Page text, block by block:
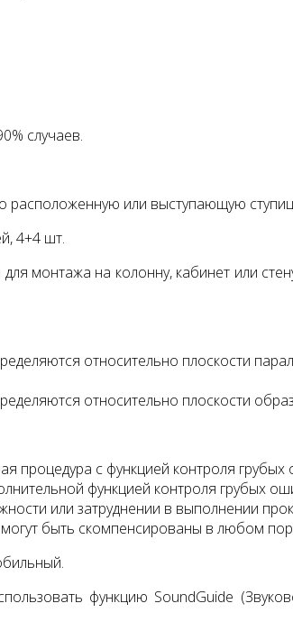
случаев.
или выступающую
4+4 шт.
монтажа на колонну, кабинет или
относительно плоскости
относительно плоскости
процедура с функцией контроля грубых
функцией контроля грубых
или затруднении в выполнении
быть скомпенсированы в любом
функцию SoundGuide